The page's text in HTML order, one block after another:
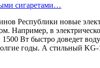
сигаретами…
Республики новые
Например, в
Вт быстро доведет
годы. А стильный